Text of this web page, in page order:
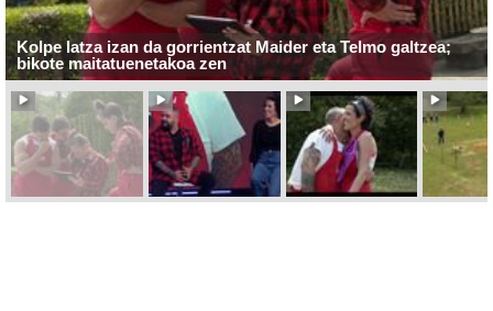
Kolpe latza izan da gorrientzat Maider eta Telmo galtzea;
bikote maitatuenetakoa zen